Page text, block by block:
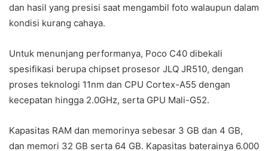
dan hasil yang presisi saat mengambil foto walaupun dalam
kondisi kurang cahaya.
Untuk menunjang performanya, Poco C40 dibekali
spesifikasi berupa chipset prosesor JLQ JR510, dengan
proses teknologi 11nm dan CPU Cortex-A55 dengan
kecepatan hingga 2.0GHz, serta GPU Mali-G52.
Kapasitas RAM dan memorinya sebesar 3 GB dan 4 GB,
dan memori 32 GB serta 64 GB. Kapasitas baterainya 6.000